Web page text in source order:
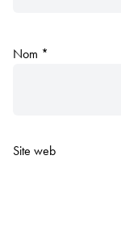
Nom *
Site web